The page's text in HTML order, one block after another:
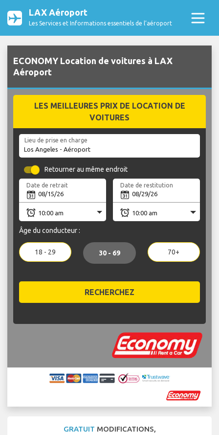
LAX Aéroport
Les Services et Informations essentiels de l’aéroport
ECONOMY Location de voitures à LAX
Aéroport
LES MEILLEURES PRIX DE LOCATION DE
VOITURES
Lieu de prise en charge
Retourner au même endroit
Date de retrait Date de restitution
Âge du conducteur :
18 - 29 30 - 69 70+
RECHERCHEZ
GRATUIT MODIFICATIONS,